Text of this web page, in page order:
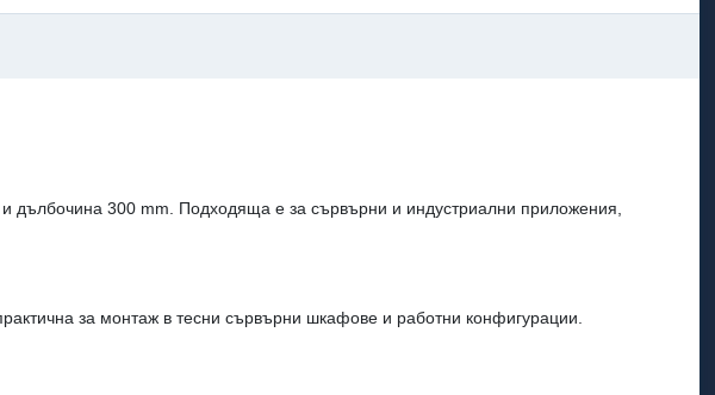
дълбочина 300 mm. Подходяща е за сървърни и индустриални приложения,
за монтаж в тесни сървърни шкафове и работни конфигурации.